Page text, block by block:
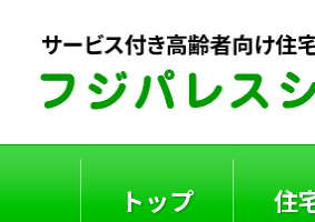
トップ 住